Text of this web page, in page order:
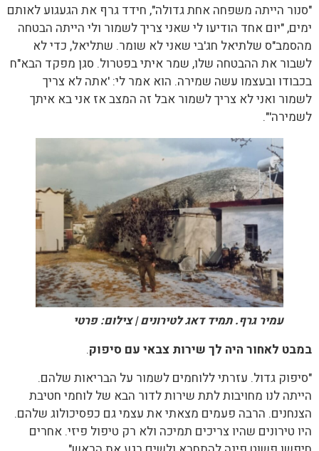
"סנור הייתה משפחה אחת גדולה", חידד גרף את הגעגוע לאותם
ימים, "יום אחד הודיעו לי שאני צריך לשמור ולי הייתה הבטחה
מהסמב"ס שלתיאל חג'בי שאני לא שומר. שתליאל, כדי לא
לשבור את ההבטחה שלו, שמר איתי בפטרול. סגן מפקד הבא"ח
בכבודו ובעצמו עשה שמירה. הוא אמר לי: 'אתה לא צריך
לשמור ואני לא צריך לשמור אבל זה המצב אז אני בא איתך
לשמירה'".
עמיר גרף. תמיד דאג לטירונים | צילום: פרטי
במבט לאחור היה לך שירות צבאי עם סיפוק.
"סיפוק גדול. עזרתי ללוחמים לשמור על הבריאות שלהם.
הייתה לנו מחויבות לתת שירות לדור הבא של לוחמי חטיבת
הצנחנים. הרבה פעמים מצאתי את עצמי גם כפסיכולוג שלהם.
היו טירונים שהיו צריכים תמיכה ולא רק טיפול פיזי. אחרים